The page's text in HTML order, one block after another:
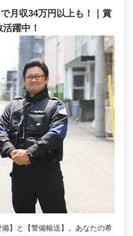
月収34万円以上も！｜賞
躍中！
】と【警備輸送】。あなたの希